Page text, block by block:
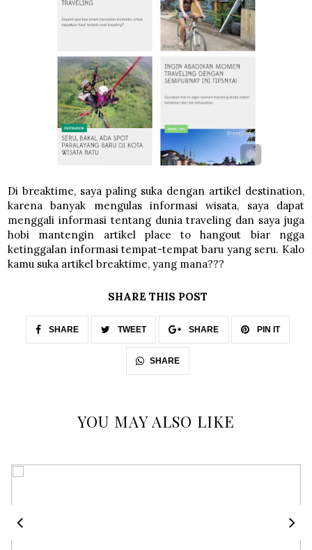
Di breaktime, saya paling suka dengan artikel destination,
karena banyak mengulas informasi wisata, saya dapat
menggali informasi tentang dunia traveling dan saya juga
hobi mantengin artikel place to hangout biar ngga
ketinggalan informasi tempat-tempat baru yang seru. Kalo
kamu suka artikel breaktime, yang mana???
SHARE THIS POST
SHARE TWEET SHARE PIN IT
SHARE
YOU MAY ALSO LIKE